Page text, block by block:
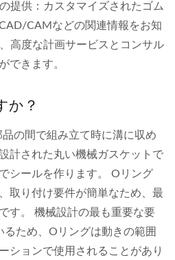
提供：カスタマイズされたゴム
CAMなどの関連情報をお知
高度な計画サービスとコンサル
できます。
か？
の間で組み立て時に溝に収め
計された丸い機械ガスケットで
シールを作ります。 Oリング
取り付け要件が簡単なため、最
す。 機械設計の最も重要な要
ため、Oリングは動きの範囲
ションで使用されることがあり